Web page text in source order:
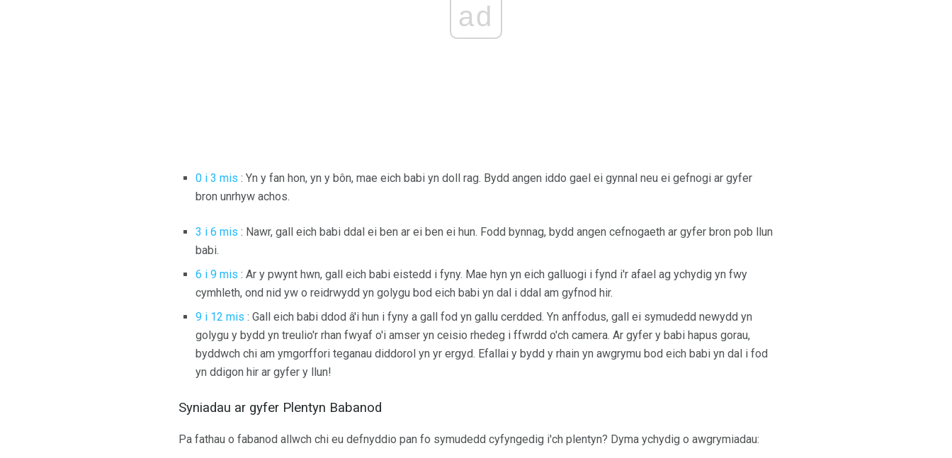
ad
0 i 3 mis : Yn y fan hon, yn y bôn, mae eich babi yn doll rag. Bydd angen iddo gael ei gynnal neu ei gefnogi ar gyfer
bron unrhyw achos.
3 i 6 mis : Nawr, gall eich babi ddal ei ben ar ei ben ei hun. Fodd bynnag, bydd angen cefnogaeth ar gyfer bron pob llun
babi.
6 i 9 mis : Ar y pwynt hwn, gall eich babi eistedd i fyny. Mae hyn yn eich galluogi i fynd i'r afael ag ychydig yn fwy
cymhleth, ond nid yw o reidrwydd yn golygu bod eich babi yn dal i ddal am gyfnod hir.
9 i 12 mis : Gall eich babi ddod â'i hun i fyny a gall fod yn gallu cerdded. Yn anffodus, gall ei symudedd newydd yn
golygu y bydd yn treulio'r rhan fwyaf o'i amser yn ceisio rhedeg i ffwrdd o'ch camera. Ar gyfer y babi hapus gorau,
byddwch chi am ymgorffori teganau diddorol yn yr ergyd. Efallai y bydd y rhain yn awgrymu bod eich babi yn dal i fod
yn ddigon hir ar gyfer y llun!
Syniadau ar gyfer Plentyn Babanod
Pa fathau o fabanod allwch chi eu defnyddio pan fo symudedd cyfyngedig i'ch plentyn? Dyma ychydig o awgrymiadau: